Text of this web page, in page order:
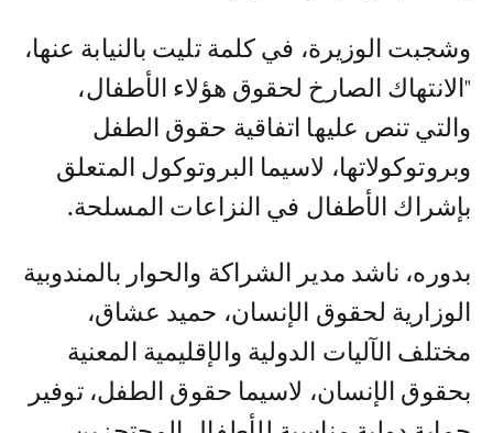
وشجبت الوزيرة، في كلمة تليت بالنيابة عنها،
"الانتهاك الصارخ لحقوق هؤلاء الأطفال،
والتي تنص عليها اتفاقية حقوق الطفل
وبروتوكولاتها، لاسيما البروتوكول المتعلق
بإشراك الأطفال في النزاعات المسلحة.
بدوره، ناشد مدير الشراكة والحوار بالمندوبية
الوزارية لحقوق الإنسان، حميد عشاق،
مختلف الآليات الدولية والإقليمية المعنية
بحقوق الإنسان، لاسيما حقوق الطفل، توفير